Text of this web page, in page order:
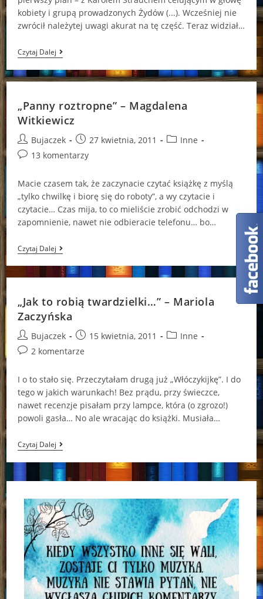
kobiety i grupą prowadzonych Żydów (...). Wcześniej nie
zwrócił należytej uwagi akurat na tę część. Teraz widział…
Czytaj Dalej„Łąka
Umarłych”
–
Marcin
„Panny roztropne” – Magdalena
Witkiewicz
Post
author:
Bujaczek
Post
published:
27 kwietnia, 2011
PostInne
Post13 komentarzy
Macie czasem tak, że zaczynacie czytać książkę z myślą
„tylko chwilkę i biorę się do roboty”, a wy czytacie i
czytacie… Czas mija, to co mieliście zrobić odchodzi w
zapomnienie, nawet nie odbieracie telefonu… bo…
Czytaj Dalej„Panny
Roztropne”
–
Magdalena
„Jak to robią twardzielki…” – Mariola
Zaczyńska
Post
author:
Bujaczek
Post
published:
15 kwietnia, 2011
PostInne
Post2 komentarze
I o to stało się. Przeczytałam drugą już „Włóczykijkę”. I do
tego w jakich warunkach! Bez prądu, przy świeczce,
nawet recenzje pisałam przy lampce, która (o zgrozo!)
powoli gasła… No ale wracając do książki. Musiała…
Czytaj Dalej„Jak
To
Robią
Twardzielki…”
–
Zaczyńska